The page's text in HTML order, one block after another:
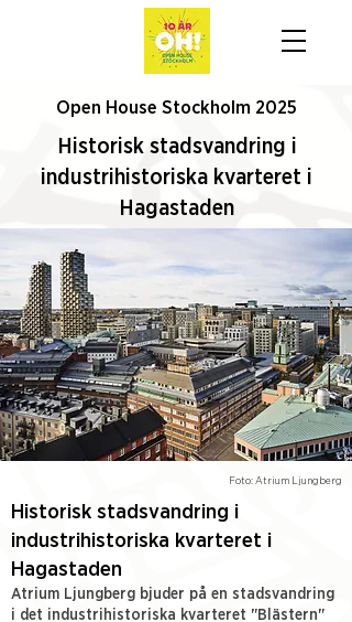
Open House Stockholm 2025
Historisk stadsvandring i
industrihistoriska kvarteret i
Hagastaden
Foto: Atrium Ljungberg
Historisk stadsvandring i
industrihistoriska kvarteret i
Hagastaden
Atrium Ljungberg bjuder på en stadsvandring
i det industrihistoriska kvarteret "Blästern"